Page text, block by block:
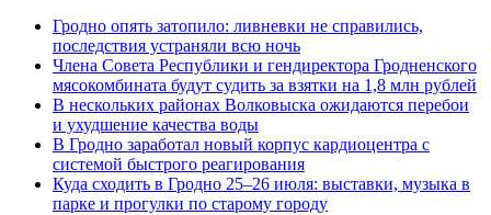
Гродно опять затопило: ливневки не справились,
последствия устраняли всю ночь
Члена Совета Республики и гендиректора Гродненского
мясокомбината будут судить за взятки на 1,8 млн рублей
В нескольких районах Волковыска ожидаются перебои
и ухудшение качества воды
В Гродно заработал новый корпус кардиоцентра с
системой быстрого реагирования
Куда сходить в Гродно 25–26 июля: выставки, музыка в
парке и прогулки по старому городу